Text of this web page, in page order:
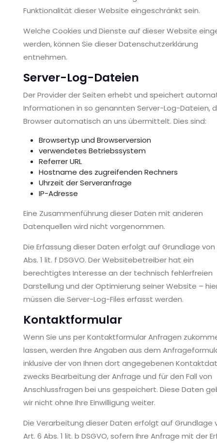
Funktionalität dieser Website eingeschränkt sein.
Welche Cookies und Dienste auf dieser Website
werden, können Sie dieser Datenschutzerklärung
entnehmen.
Server-Log-Dateien
Der Provider der Seiten erhebt und speichert
Informationen in so genannten Server-Log-Dateien,
Browser automatisch an uns übermittelt. Dies sind:
Browsertyp und Browserversion
verwendetes Betriebssystem
Referrer URL
Hostname des zugreifenden Rechners
Uhrzeit der Serveranfrage
IP-Adresse
Eine Zusammenführung dieser Daten mit anderen
Datenquellen wird nicht vorgenommen.
Die Erfassung dieser Daten erfolgt auf Grundlage von
Abs. 1 lit. f DSGVO. Der Websitebetreiber hat ein
berechtigtes Interesse an der technisch fehlerfreien
Darstellung und der Optimierung seiner Website –
müssen die Server-Log-Files erfasst werden.
Kontaktformular
Wenn Sie uns per Kontaktformular Anfragen
lassen, werden Ihre Angaben aus dem
inklusive der von Ihnen dort angegebenen
zwecks Bearbeitung der Anfrage und für den Fall von
Anschlussfragen bei uns gespeichert. Diese Daten
wir nicht ohne Ihre Einwilligung weiter.
Die Verarbeitung dieser Daten erfolgt auf Grundlage
Art. 6 Abs. 1 lit. b DSGVO, sofern Ihre Anfrage mit der